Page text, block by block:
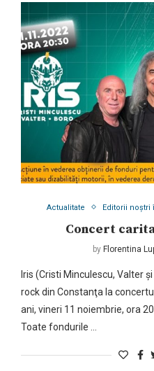
Actualitate Editorii
Concert
by Florentina
Iris (Cristi Minculescu, Valter
rock din Constanţa la
ani, vineri 11 noiembrie, ora
Toate fondurile …